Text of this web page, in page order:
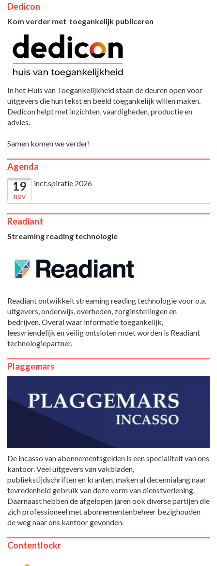
Dedicon
Kom verder met toegankelijk publiceren
In het Huis van Toegankelijkheid staan de deuren open voor
uitgevers die hun tekst en beeld toegankelijk willen maken.
Dedicon helpt met inzichten, vaardigheden, productie en
advies.
Samen komen we verder!
Agenda
19
nov
inct.spiratie 2026
Readiant
Streaming reading technologie
Readiant ontwikkelt streaming reading technologie voor o.a.
uitgevers, onderwijs, overheden, zorginstellingen en
bedrijven. Overal waar informatie toegankelijk,
leesvriendelijk en veilig ontsloten moet worden is Readiant
technologiepartner.
Plaggemars
De incasso van abonnementsgelden is een specialiteit van ons
kantoor. Veel uitgevers van vakbladen,
publiekstijdschriften en kranten, maken al decennialang naar
tevredenheid gebruik van deze vorm van dienstverlening.
Daarnaast hebben de afgelopen jaren ook diverse partijen die
zich professioneel met abonnementenbeheer bezighouden
de weg naar ons kantoor gevonden.
Contentlockr